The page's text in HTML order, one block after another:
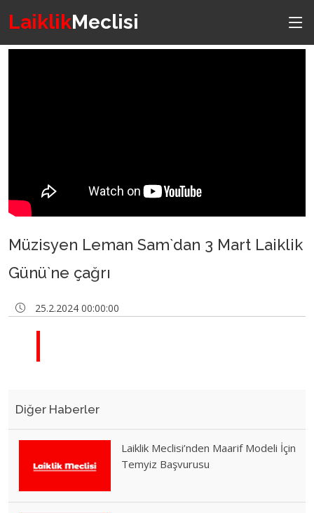
LaiklikMeclisi
Müzisyen Leman Sam`dan 3 Mart Laiklik
Günü`ne çağrı
25.2.2024 00:00:00
Diğer Haberler
Laiklik Meclisi’nden Maarif Modeli İçin
Temyiz Başvurusu